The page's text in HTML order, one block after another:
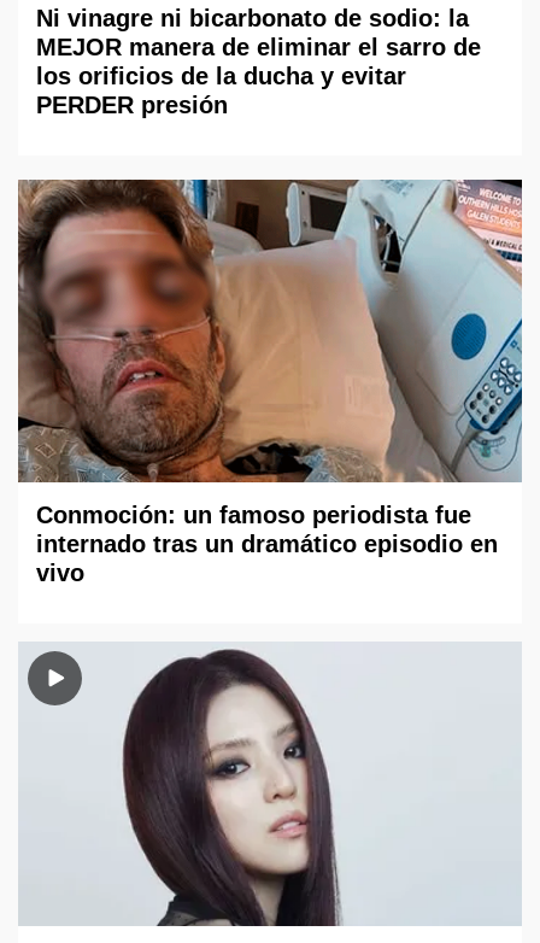
Ni vinagre ni bicarbonato de sodio: la
MEJOR manera de eliminar el sarro de
los orificios de la ducha y evitar
PERDER presión
Conmoción: un famoso periodista fue
internado tras un dramático episodio en
vivo